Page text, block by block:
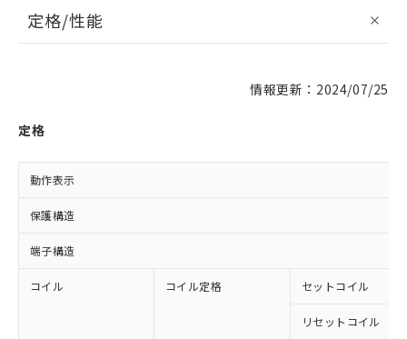
定格/性能
情報更新：2024/07/25
定格
動作表示
保護構造
端子構造
コイル コイル定格 セットコイル
リセットコイル